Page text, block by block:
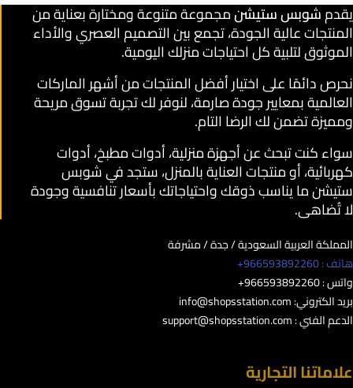
يقدمشوبس ستيشنمجموعة متنوعة ومختارة بعناية من
المنتجات عالية الجودة، تجمع بين التصميم العصري والأداء
الموثوق لتلبية كل احتياجات منزلك اليومية.
نحرص دائمًا على اختيار أفضل المنتجات من أشهر الماركات
العالمية بمعايير جودة صارمة، لنوفر لك تجربة تسوق مريحة
ومميزة تضمن لك الرضا التام.
سواء كنت تبحث عن أجهزة منزلية، أدوات مطبخ، أدوات
كهربائية، أو منتجات العناية بالمنزل، ستجد في شوبس
ستيشن ما يناسب ذوقك واحتياجاتك بأسعار تنافسية وجودة
لا تُضاهى.
المملكة العربية السعودية / جدة / مشرفة
هاتف : 966593892260+
واتس : 966593892260+
بريد الكتروني:info@shopsstation.com
الدعم الفني :support@shopsstation.com
علاماتنا التجارية